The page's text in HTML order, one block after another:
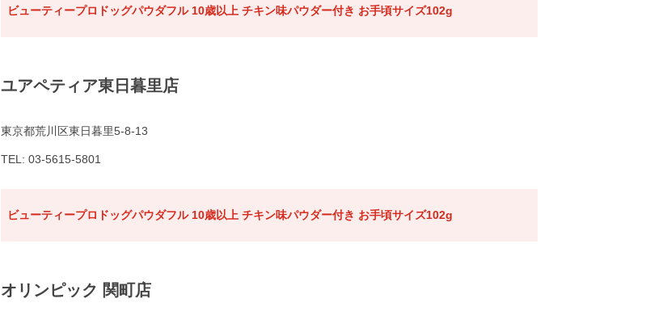
ビューティープロドッグパウダフル 10歳以上 チキン味パウダー付き お手頃サイズ102g
ユアペティア東日暮里店
東京都荒川区東日暮里5-8-13
TEL: 03-5615-5801
ビューティープロドッグパウダフル 10歳以上 チキン味パウダー付き お手頃サイズ102g
オリンピック 関町店